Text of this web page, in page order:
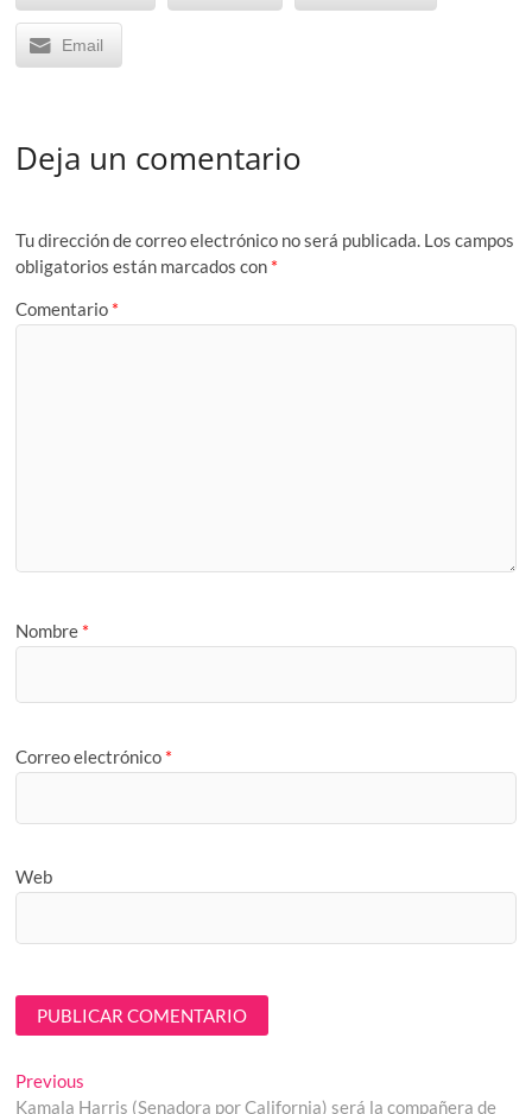
Email
Deja un comentario
Tu dirección de correo electrónico no será publicada. Los campos
obligatorios están marcados con *
Comentario *
Nombre *
Correo electrónico *
Web
Navegación
Previous
post:
Kamala Harris (Senadora por California) será la compañera de